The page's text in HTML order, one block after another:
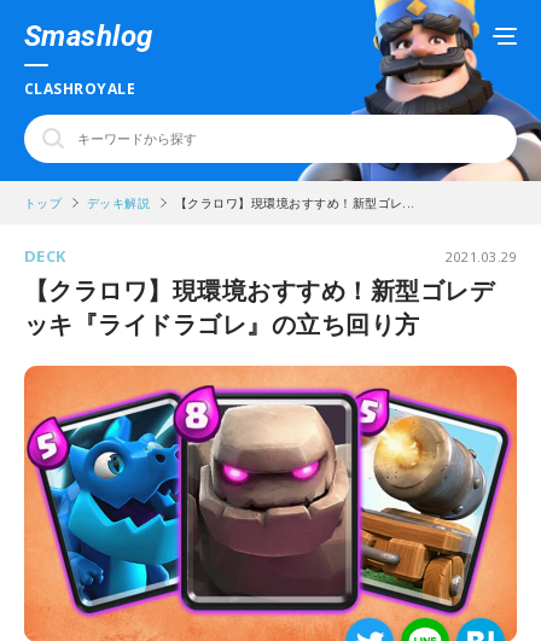
Smashlog
CLASHROYALE
トップ デッキ解説 【クラロワ】現環境おすすめ！新型ゴレ...
DECK 2021.03.29
【クラロワ】現環境おすすめ！新型ゴレデ
ッキ『ライドラゴレ』の立ち回り方